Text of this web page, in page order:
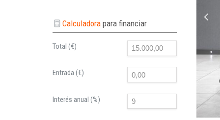
Calculadorapara financiar
Total (€)
Entrada (€)
Interés anual (%)